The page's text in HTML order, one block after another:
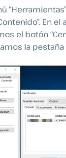
En
el botón
la pestaña